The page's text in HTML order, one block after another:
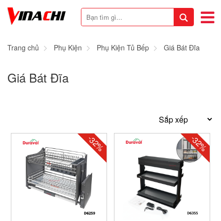
Trang chủ Phụ Kiện Phụ Kiện Tủ Bếp Giá Bát Đĩa
Giá Bát Đĩa
-32% -32%